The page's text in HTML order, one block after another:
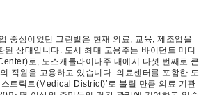
중심이었던 그린빌은 현재 의료, 교육, 제조업을
된 상태입니다. 도시 최대 고용주는 바이던트 메디
로, 노스캐롤라이나주 내에서 다섯 번째로 큰
직원을 고용하고 있습니다. 의료센터를 포함한 도
트릭트(Medical District)’로 불릴 만큼 의료 기관